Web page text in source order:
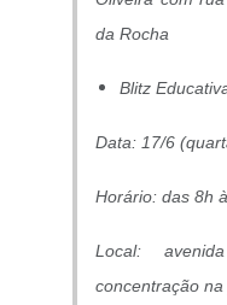
da Rocha
Blitz
Data: 17/6
Horário: das 8h
Local:
concentração